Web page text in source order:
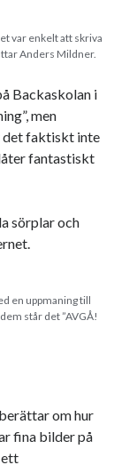
var enkelt att skriva
Anders Mildner.
Backaskolan i
men
det faktiskt inte
fantastiskt
sörplar och
en uppmaning till
står det ”AVGÅ!
om hur
fina bilder på
ett